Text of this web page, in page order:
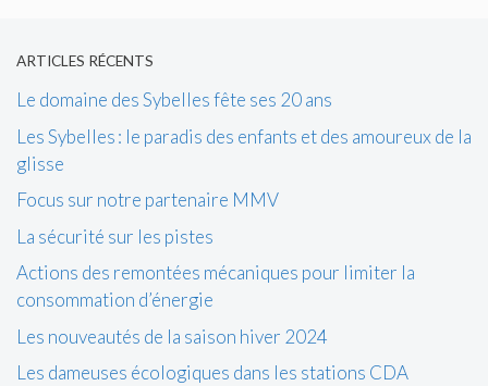
ARTICLES RÉCENTS
Le domaine des Sybelles fête ses 20 ans
Les Sybelles : le paradis des enfants et des amoureux de la
glisse
Focus sur notre partenaire MMV
La sécurité sur les pistes
Actions des remontées mécaniques pour limiter la
consommation d’énergie
Les nouveautés de la saison hiver 2024
Les dameuses écologiques dans les stations CDA